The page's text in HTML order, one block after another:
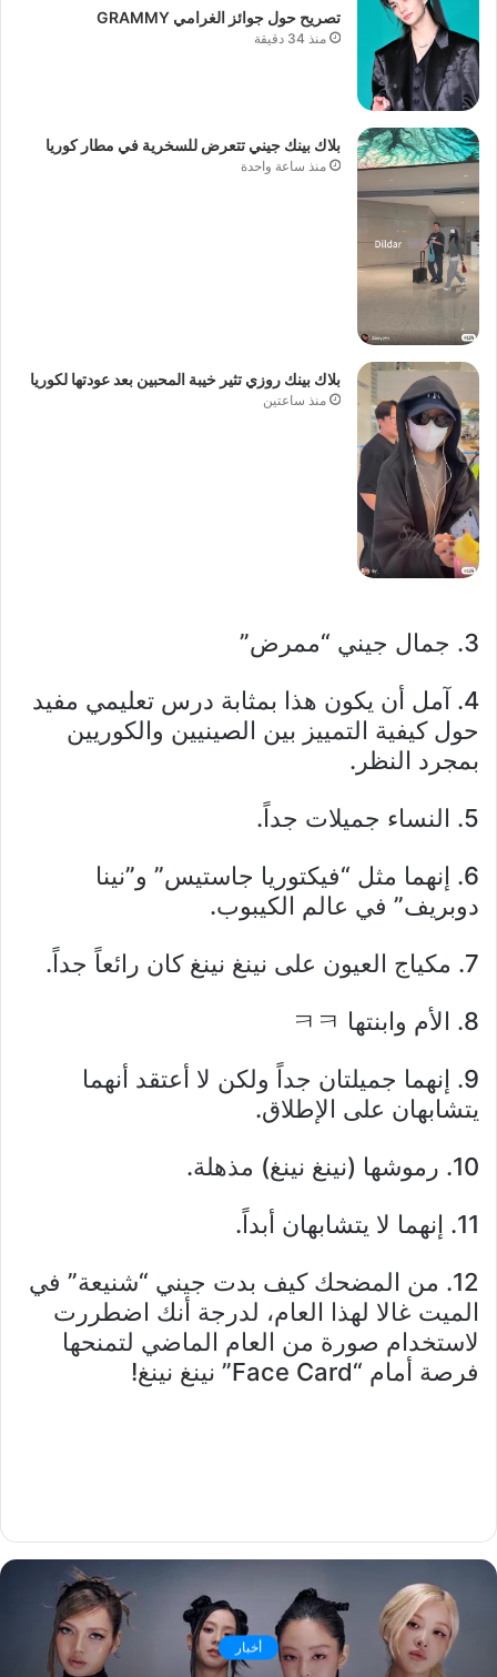
تصريح حول جوائز الغرامي GRAMMY
منذ 34 دقيقة
بلاك بينك جيني تتعرض للسخرية في مطار كوريا
منذ ساعة واحدة
بلاك بينك روزي تثير خيبة المحبين بعد عودتها لكوريا
منذ ساعتين
3. جمال جيني “ممرض”
4. آمل أن يكون هذا بمثابة درس تعليمي مفيد
حول كيفية التمييز بين الصينيين والكوريين
بمجرد النظر.
5. النساء جميلات جداً.
6. إنهما مثل “فيكتوريا جاستيس” و”نينا
دوبريف” في عالم الكيبوب.
7. مكياج العيون على نينغ نينغ كان رائعاً جداً.
8. الأم وابنتها ㅋㅋ
9. إنهما جميلتان جداً ولكن لا أعتقد أنهما
يتشابهان على الإطلاق.
10. رموشها (نينغ نينغ) مذهلة.
11. إنهما لا يتشابهان أبداً.
12. من المضحك كيف بدت جيني “شنيعة” في
الميت غالا لهذا العام، لدرجة أنك اضطررت
لاستخدام صورة من العام الماضي لتمنحها
فرصة أمام “Face Card” نينغ نينغ!
أخبار